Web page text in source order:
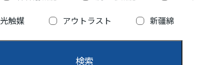
光触媒 アウトラスト 新疆綿